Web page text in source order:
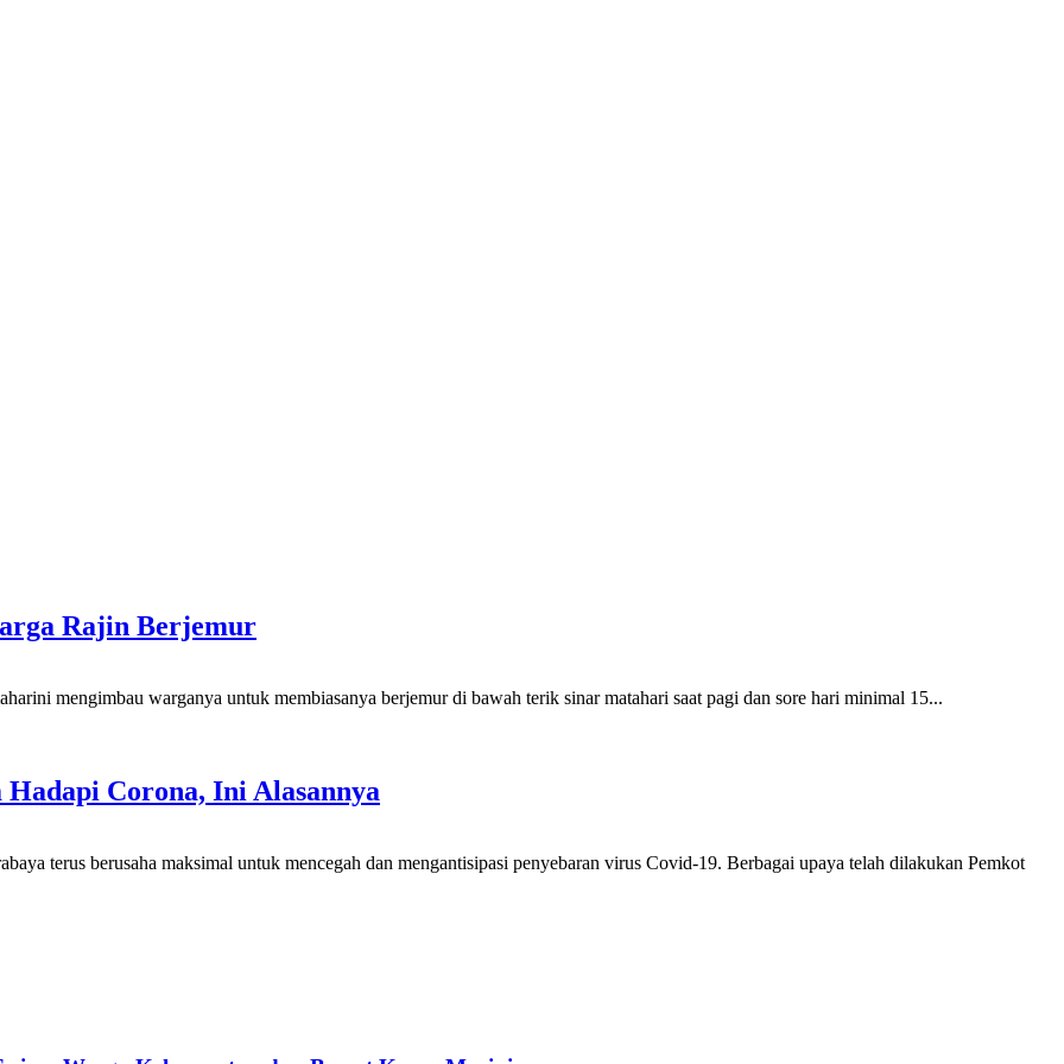
Rajin Berjemur
mengimbau warganya untuk membiasanya berjemur di bawah terik sinar matahari saat pagi dan sore hari minimal 15...
Corona, Ini Alasannya
terus berusaha maksimal untuk mencegah dan mengantisipasi penyebaran virus Covid-19. Berbagai upaya telah dilakukan Pemkot